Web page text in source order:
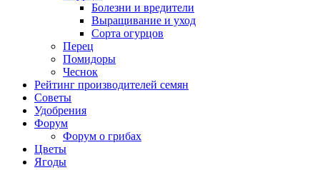
Болезни и вредители
Выращивание и уход
Сорта огурцов
Перец
Помидоры
Чеснок
Рейтинг производителей семян
Советы
Удобрения
Форум
Форум о грибах
Цветы
Ягоды